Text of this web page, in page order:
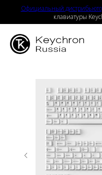
Официальный
клавиатуры